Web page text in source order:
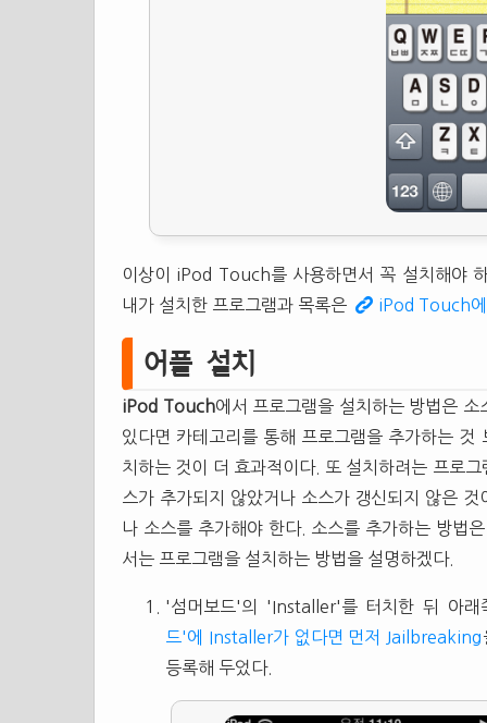
이상이 iPod Touch를 사용하면서 꼭 설치해야
내가 설치한 프로그램과 목록은
iPod Touch에
어플 설치
iPod Touch에서 프로그램을 설치하는 방법은
있다면 카테고리를 통해 프로그램을 추가하는
치하는 것이 더 효과적이다. 또 설치하려는 프로
스가 추가되지 않았거나 소스가 갱신되지 않은
나 소스를 추가해야 한다. 소스를 추가하는 방법
서는 프로그램을 설치하는 방법을 설명하겠다.
'섬머보드'의 'Installer'를 터치한 뒤 아
드'에 Installer가 없다면 먼저 Jailbreaking
등록해 두었다.